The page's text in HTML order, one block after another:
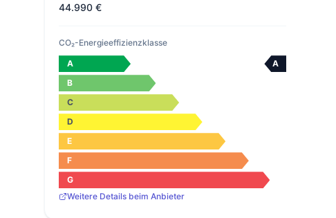
44.990 €
CO₂-Energieeffizienzklasse
A
A
B
C
D
E
F
G
Weitere Details beim Anbieter